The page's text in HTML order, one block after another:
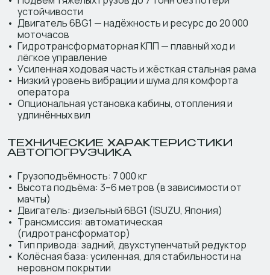
устойчивости
Двигатель 6BG1 — надёжность и ресурс до 20 000
моточасов
Гидротрансформаторная КПП — плавный ход и
лёгкое управление
Усиленная ходовая часть и жёсткая стальная рама
Низкий уровень вибрации и шума для комфорта
оператора
Опциональная установка кабины, отопления и
удлинённых вил
ТЕХНИЧЕСКИЕ ХАРАКТЕРИСТИКИ
АВТОПОГРУЗЧИКА
Грузоподъёмность: 7 000 кг
Высота подъёма: 3–6 метров (в зависимости от
мачты)
Двигатель: дизельный 6BG1 (ISUZU, Япония)
Трансмиссия: автоматическая
(гидротрансформатор)
Тип привода: задний, двухступенчатый редуктор
Колёсная база: усиленная, для стабильности на
неровном покрытии